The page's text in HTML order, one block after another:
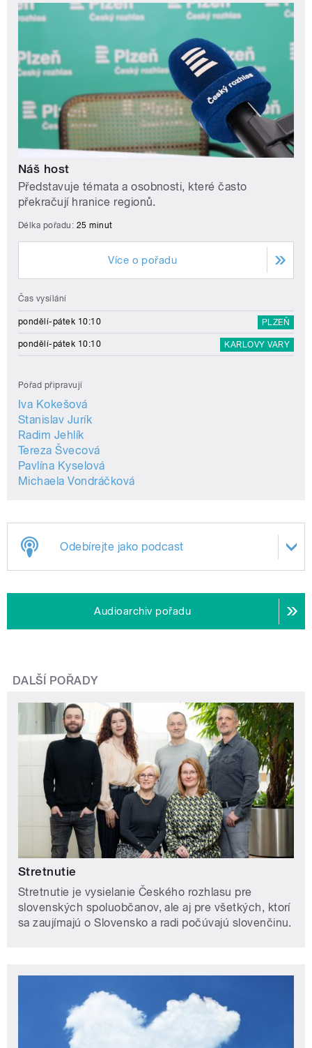
Náš host
Představuje témata a osobnosti, které často
překračují hranice regionů.
Délka pořadu: 25 minut
Více o pořadu
Čas vysílání
pondělí-pátek 10:10 PLZEŇ
pondělí-pátek 10:10 KARLOVY VARY
Pořad připravují
Iva Kokešová
Stanislav Jurík
Radim Jehlík
Tereza Švecová
Pavlína Kyselová
Michaela Vondráčková
Odebírejte jako podcast
Audioarchiv pořadu
DALŠÍ POŘADY
Stretnutie
Stretnutie je vysielanie Českého rozhlasu pre
slovenských spoluobčanov, ale aj pre všetkých, ktorí
sa zaujímajú o Slovensko a radi počúvajú slovenčinu.